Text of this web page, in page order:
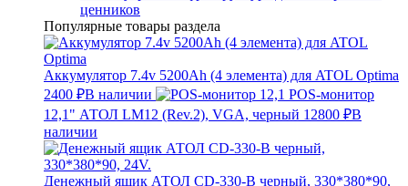
ценников
Популярные товары раздела
Аккумулятор 7.4v 5200Ah (4 элемента) для ATOL Optima
2400 ₽В наличии
POS-монитор
12,1" АТОЛ LM12 (Rev.2), VGA, черный 12800 ₽В
наличии
Денежный ящик АТОЛ CD-330-B черный, 330*380*90,